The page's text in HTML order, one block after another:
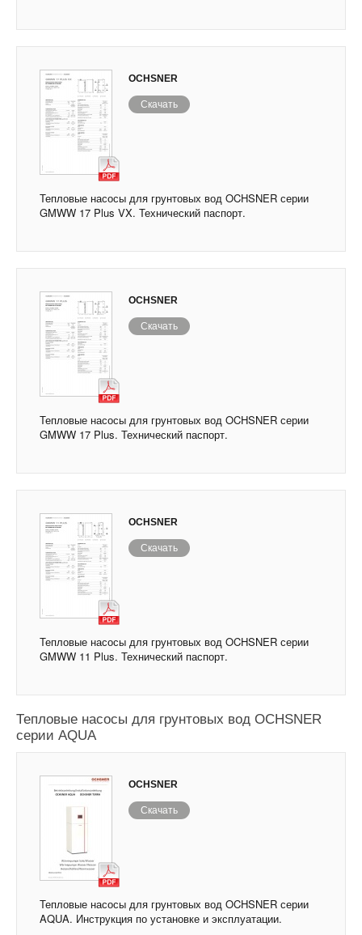
OCHSNER
Скачать
Тепловые насосы для грунтовых вод OCHSNER серии
GMWW 17 Plus VX. Технический паспорт.
OCHSNER
Скачать
Тепловые насосы для грунтовых вод OCHSNER серии
GMWW 17 Plus. Технический паспорт.
OCHSNER
Скачать
Тепловые насосы для грунтовых вод OCHSNER серии
GMWW 11 Plus. Технический паспорт.
Тепловые насосы для грунтовых вод OCHSNER
серии AQUA
OCHSNER
Скачать
Тепловые насосы для грунтовых вод OCHSNER серии
AQUA. Инструкция по установке и эксплуатации.